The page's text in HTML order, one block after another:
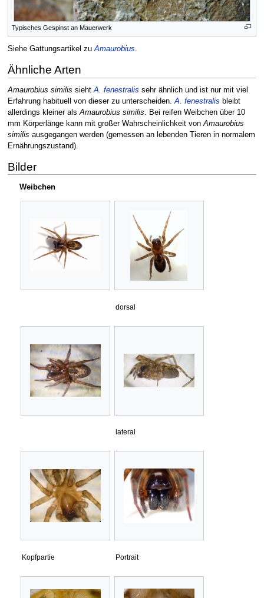
Typisches Gespinst an Mauerwerk
Siehe Gattungsartikel zuAmaurobius.
Ähnliche Arten
Amaurobius similis siehtA. fenestralis sehr ähnlich und ist nur mit viel
Erfahrung habituell von dieser zu unterscheiden.A. fenestralis bleibt
allerdings kleiner alsAmaurobius similis. Bei reifen Weibchen über 10
mm Körperlänge kann mit großer Wahrscheinlichkeit vonAmaurobius
similis ausgegangen werden (gemessen an lebenden Tieren in normalem
Ernährungszustand).
Bilder
Weibchen
dorsal
lateral
Kopfpartie Portrait